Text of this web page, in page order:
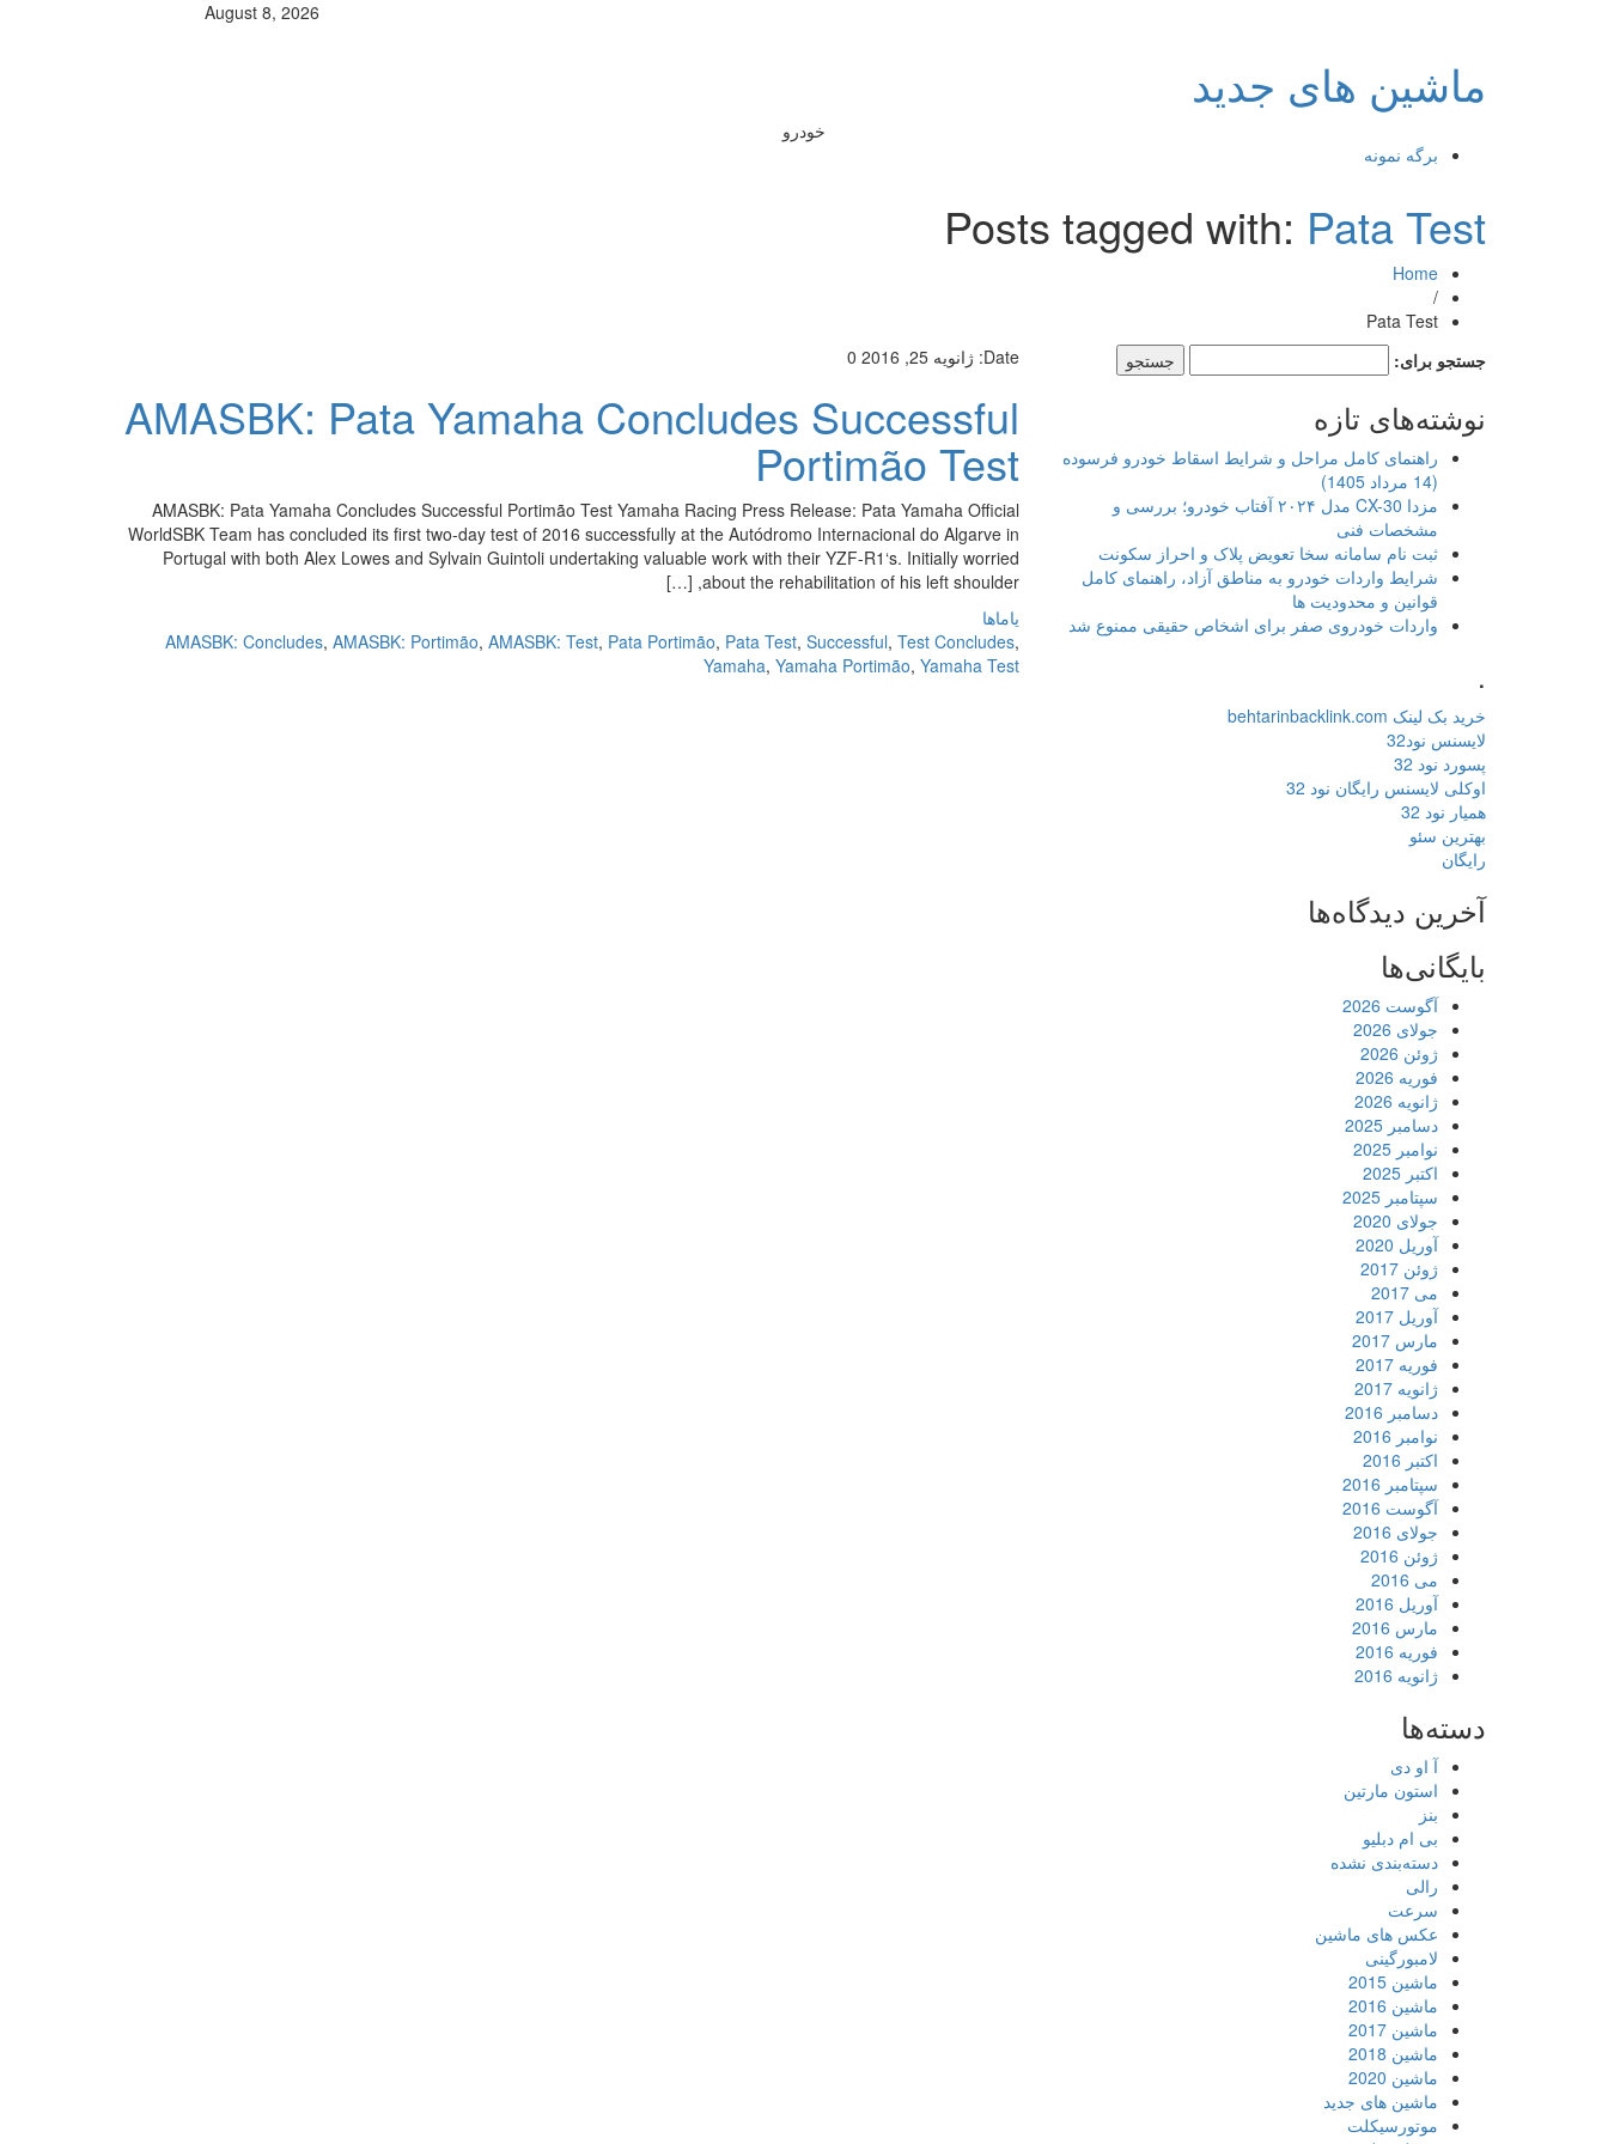
August 8, 2026
ماشین های جدید
خودرو
برگه نمونه
Posts tagged with: Pata Test
Home
/
Pata Test
Date: ژانویه 25, 2016 0
AMASBK: Pata Yamaha Concludes Successful
Portimão Test
AMASBK: Pata Yamaha Concludes Successful Portimão Test Yamaha Racing Press Release: Pata Yamaha Official
WorldSBK Team has concluded its first two-day test of 2016 successfully at the Autódromo Internacional do Algarve in
Portugal with both Alex Lowes and Sylvain Guintoli undertaking valuable work with their YZF-R1‘s. Initially worried
about the rehabilitation of his left shoulder, […]
یاماها
AMASBK: Concludes, AMASBK: Portimão, AMASBK: Test, Pata Portimão, Pata Test, Successful, Test Concludes,
Yamaha, Yamaha Portimão, Yamaha Test
جستجو برای:
نوشته‌های تازه
راهنمای کامل مراحل و شرایط اسقاط خودرو فرسوده
(14 مرداد 1405)
مزدا CX-30 مدل ۲۰۲۴ آفتاب خودرو؛ بررسی و
مشخصات فنی
ثبت نام سامانه سخا تعویض پلاک و احراز سکونت
شرایط واردات خودرو به مناطق آزاد، راهنمای کامل
قوانین و محدودیت ها
واردات خودروی صفر برای اشخاص حقیقی ممنوع شد
.
خرید بک لینک behtarinbacklink.com
لایسنس نود32
پسورد نود 32
اوکلی لایسنس رایگان نود 32
همیار نود 32
بهترین سئو
رایگان
آخرین دیدگاه‌ها
بایگانی‌ها
آگوست 2026
جولای 2026
ژوئن 2026
فوریه 2026
ژانویه 2026
دسامبر 2025
نوامبر 2025
اکتبر 2025
سپتامبر 2025
جولای 2020
آوریل 2020
ژوئن 2017
می 2017
آوریل 2017
مارس 2017
فوریه 2017
ژانویه 2017
دسامبر 2016
نوامبر 2016
اکتبر 2016
سپتامبر 2016
آگوست 2016
جولای 2016
ژوئن 2016
می 2016
آوریل 2016
مارس 2016
فوریه 2016
ژانویه 2016
دسته‌ها
آ او دی
استون مارتین
بنز
بی ام دبلیو
دسته‌بندی نشده
رالی
سرعت
عکس های ماشین
لامبورگینی
ماشین 2015
ماشین 2016
ماشین 2017
ماشین 2018
ماشین 2020
ماشین های جدید
موتورسیکلت